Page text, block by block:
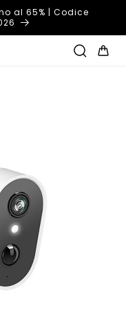
al 65% | Codice
Carrello